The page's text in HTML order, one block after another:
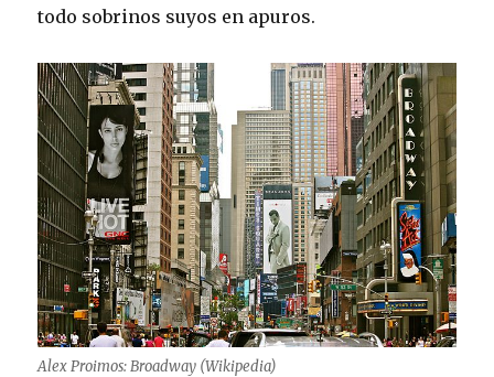
todo sobrinos suyos en apuros.
Alex Proimos: Broadway (Wikipedia)